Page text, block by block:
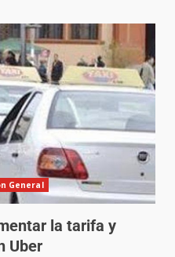
General
la tarifa y
Uber